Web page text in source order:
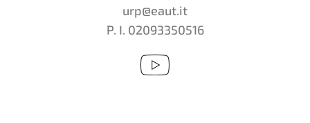
urp@eaut.it
P. I. 02093350516